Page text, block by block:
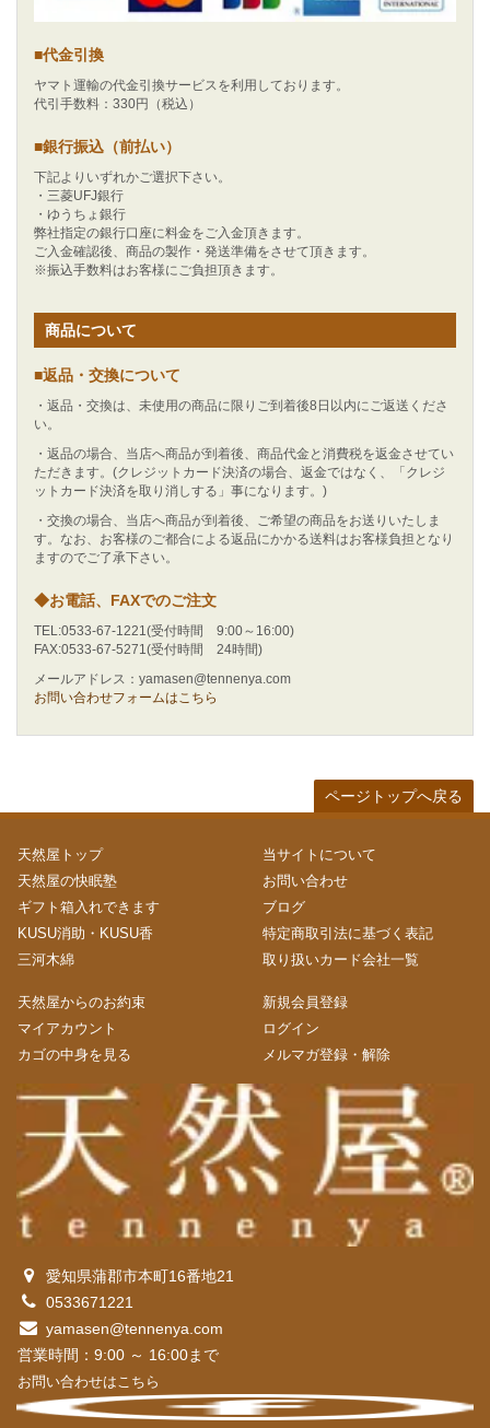
■代金引換
ヤマト運輸の代金引換サービスを利用しております。
代引手数料：330円（税込）
■銀行振込（前払い）
下記よりいずれかご選択下さい。
・三菱UFJ銀行
・ゆうちょ銀行
弊社指定の銀行口座に料金をご入金頂きます。
ご入金確認後、商品の製作・発送準備をさせて頂きます。
※振込手数料はお客様にご負担頂きます。
商品について
■返品・交換について
・返品・交換は、未使用の商品に限りご到着後8日以内にご返送くださ
い。
・返品の場合、当店へ商品が到着後、商品代金と消費税を返金させてい
ただきます。(クレジットカード決済の場合、返金ではなく、「クレジ
ットカード決済を取り消しする」事になります。)
・交換の場合、当店へ商品が到着後、ご希望の商品をお送りいたしま
す。なお、お客様のご都合による返品にかかる送料はお客様負担となり
ますのでご了承下さい。
◆お電話、FAXでのご注文
TEL:0533-67-1221(受付時間 9:00～16:00)
FAX:0533-67-5271(受付時間 24時間)
メールアドレス：yamasen@tennenya.com
お問い合わせフォームはこちら
ページトップへ戻る
天然屋トップ
天然屋の快眠塾
ギフト箱入れできます
KUSU消助・KUSU香
三河木綿
当サイトについて
お問い合わせ
ブログ
特定商取引法に基づく表記
取り扱いカード会社一覧
天然屋からのお約束
マイアカウント
カゴの中身を見る
新規会員登録
ログイン
メルマガ登録・解除
愛知県蒲郡市本町16番地21
0533671221
yamasen@tennenya.com
営業時間：9:00 ～ 16:00まで
お問い合わせはこちら